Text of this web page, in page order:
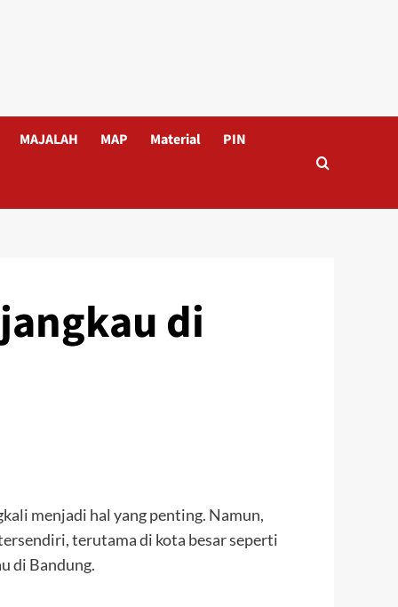
MAJALAH MAP Material PIN
di
menjadi hal yang penting. Namun,
terutama di kota besar seperti
di Bandung.